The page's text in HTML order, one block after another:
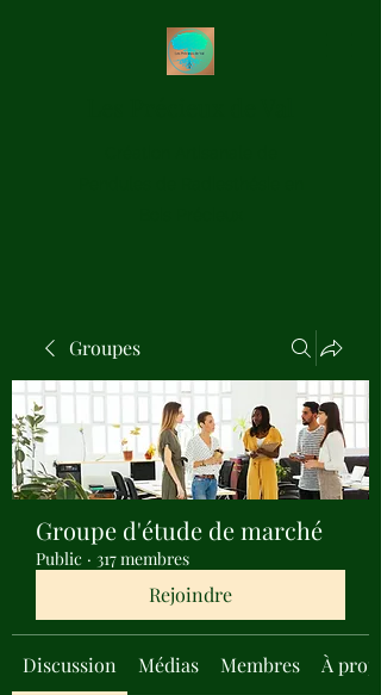
Groupes
Groupe d'étude de marché
Public · 317 membres
Rejoindre
Discussion Médias Membres À